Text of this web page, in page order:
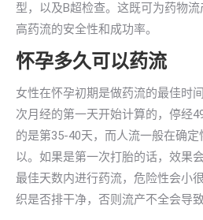
型，以及B超检查。这既可为药物
高药流的安全性和成功率。
怀孕多久可以药流
女性在怀孕初期是做药流的最佳时
次月经的第一天开始计算的，停经
的是第35-40天，而人流一般在确
以。如果是第一次打胎的话，效果
最佳天数内进行药流，危险性会小
织是否排干净，否则流产不全会导致